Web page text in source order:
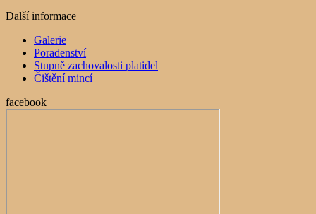
Další informace
Galerie
Poradenství
Stupně zachovalosti platidel
Čištění mincí
facebook